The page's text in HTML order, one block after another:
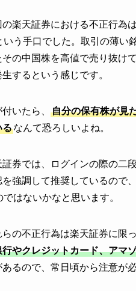
楽天証券における不正行為は
いう手口でした。取引の薄い
その中国株を高値で売り抜け
生するという感じです。
いたら、
自分の保有株が見
るなんて恐ろしいよね。
証券では、ログインの際の二
を強調して推奨しているので、
ではないかなと思います。
らの不正行為は楽天証券に限
行やクレジットカード、アマ
あるので、常日頃から注意が